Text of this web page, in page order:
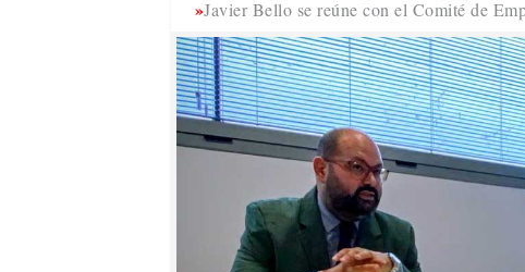
Javier Bello se reúne con el Comité de